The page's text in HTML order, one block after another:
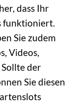
dass Ihr
funktioniert.
Sie zudem
Videos,
der
Sie diesen